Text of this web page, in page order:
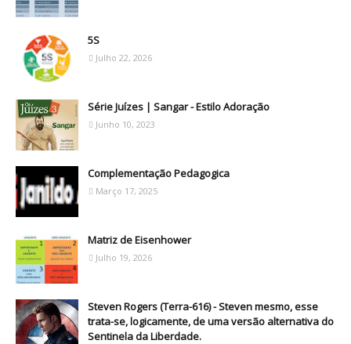
5S
Julho 22, 2026
Série Juízes | Sangar - Estilo Adoração
Junho 10, 2023
Complementação Pedagogica
Março 17, 2025
Matriz de Eisenhower
Julho 19, 2026
Steven Rogers (Terra-616) - Steven mesmo, esse
trata-se, logicamente, de uma versão alternativa do
Sentinela da Liberdade.